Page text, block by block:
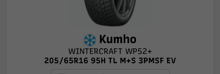
Kumho
WINTERCRAFT WP52+
205/65R16 95H TL M+S 3PMSF EV